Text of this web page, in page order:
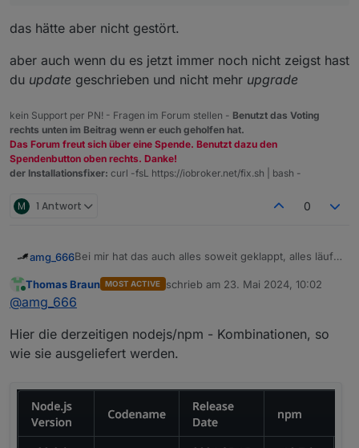
das hätte aber nicht gestört.
aber auch wenn du es jetzt immer noch nicht zeigst hast
du update geschrieben und nicht mehr upgrade
kein Support per PN! - Fragen im Forum stellen - Benutzt das Voting
rechts unten im Beitrag wenn er euch geholfen hat.
Das Forum freut sich über eine Spende. Benutzt dazu den
Spendenbutton oben rechts. Danke!
der Installationsfixer: curl -fsL https://iobroker.net/fix.sh | bash -
M 1 Antwort 0
amg_666Bei mir hat das auch alles soweit geklappt, alles läuft
repository)
Frage: Ich habe mit "iob node-js-update 20" das
Update gemacht, iob hat jetzt node-js 20.13.1, aber
dass die aktuelle npm Version automatisch mit
gezogen wird (??)
Online
Thomas Braun MOST ACTIVE schrieb am 23. Mai 2024, 10:02
zuletzt editiert von
@amg_666
Hier die derzeitigen nodejs/npm - Kombinationen, so
wie sie ausgeliefert werden.